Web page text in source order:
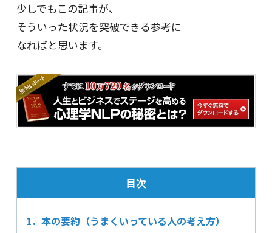
少しでもこの記事が、
そういった状況を突破できる参考に
なればと思います。
目次
1．本の要約（うまくいっている人の考え方）